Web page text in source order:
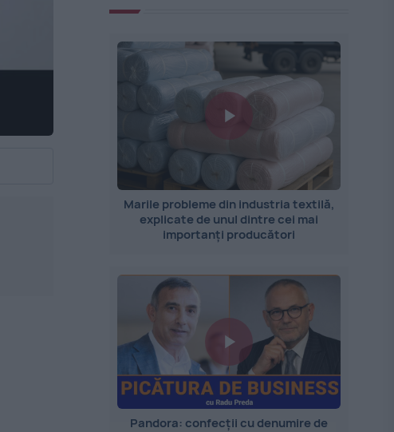
Marile probleme din industria textilă,
explicate de unul dintre cei mai
importanți producători
Pandora: confecții cu denumire de